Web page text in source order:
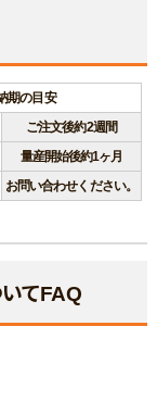
期の目安
ご注文後約2週間
量産開始後約1ヶ月
お問い合わせください。
てFAQ